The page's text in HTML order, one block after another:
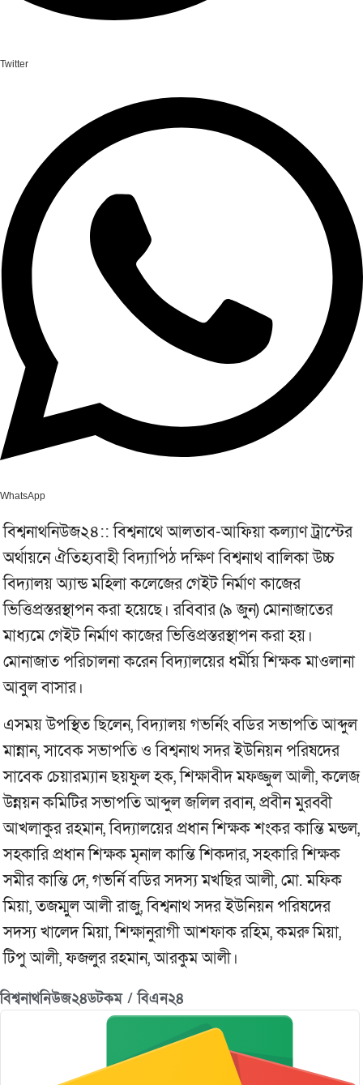
Twitter
WhatsApp
বিশ্বনাথনিউজ২৪:: বিশ্বনাথে আলতাব-আফিয়া কল্যাণ ট্রাস্টের
অর্থায়নে ঐতিহ্যবাহী বিদ্যাপিঠ দক্ষিণ বিশ্বনাথ বালিকা উচ্চ
বিদ্যালয় অ্যান্ড মহিলা কলেজের গেইট নির্মাণ কাজের
ভিত্তিপ্রস্তরস্থাপন করা হয়েছে। রবিবার (৯ জুন) মোনাজাতের
মাধ্যমে গেইট নির্মাণ কাজের ভিত্তিপ্রস্তরস্থাপন করা হয়।
মোনাজাত পরিচালনা করেন বিদ্যালয়ের ধর্মীয় শিক্ষক মাওলানা
আবুল বাসার।
এসময় উপস্থিত ছিলেন, বিদ্যালয় গভর্নিং বডির সভাপতি আব্দুল
মান্নান, সাবেক সভাপতি ও বিশ্বনাথ সদর ইউনিয়ন পরিষদের
সাবেক চেয়ারম্যান ছয়ফুল হক, শিক্ষাবীদ মফজ্জুল আলী, কলেজ
উন্নয়ন কমিটির সভাপতি আব্দুল জলিল রবান, প্রবীন মুরব্বী
আখলাকুর রহমান, বিদ্যালয়ের প্রধান শিক্ষক শংকর কান্তি মন্ডল,
সহকারি প্রধান শিক্ষক মৃনাল কান্তি শিকদার, সহকারি শিক্ষক
সমীর কান্তি দে, গভর্নি বডির সদস্য মখছির আলী, মো. মফিক
মিয়া, তজম্মুল আলী রাজু, বিশ্বনাথ সদর ইউনিয়ন পরিষদের
সদস্য খালেদ মিয়া, শিক্ষানুরাগী আশফাক রহিম, কমরু মিয়া,
টিপু আলী, ফজলুর রহমান, আরকুম আলী।
বিশ্বনাথনিউজ২৪ডটকম / বিএন২৪